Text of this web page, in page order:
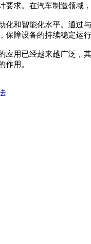
求。在汽车制造领域
智能化水平。通过与
障设备的持续稳定运行
已经越来越广泛，其
作用。